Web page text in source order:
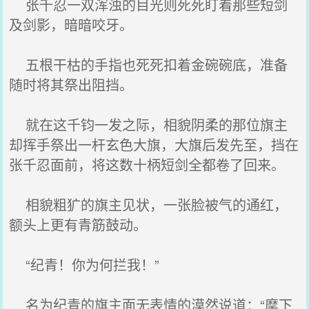
张千忍一双浑浊的目光则死死盯着那些短剑
及剑影，暗暗咬牙。
五根干枯的手指也死死扣着金碗碗底，准备
随时将其祭出阻挡。
就在这千钧一发之际，相貌阴柔的那位旗主
却挥手祭出一杆玄色大旗，大旗后发先至，挡在
张千忍面前，将这数十柄短剑全都卷了回来。
相貌粗犷的旗主见状，一张脸被气的通红，
额头上更有青筋鼓动。
“纪青！你为何拦我！”
名为纪青的旗主面无表情的漠然说道：“麾下